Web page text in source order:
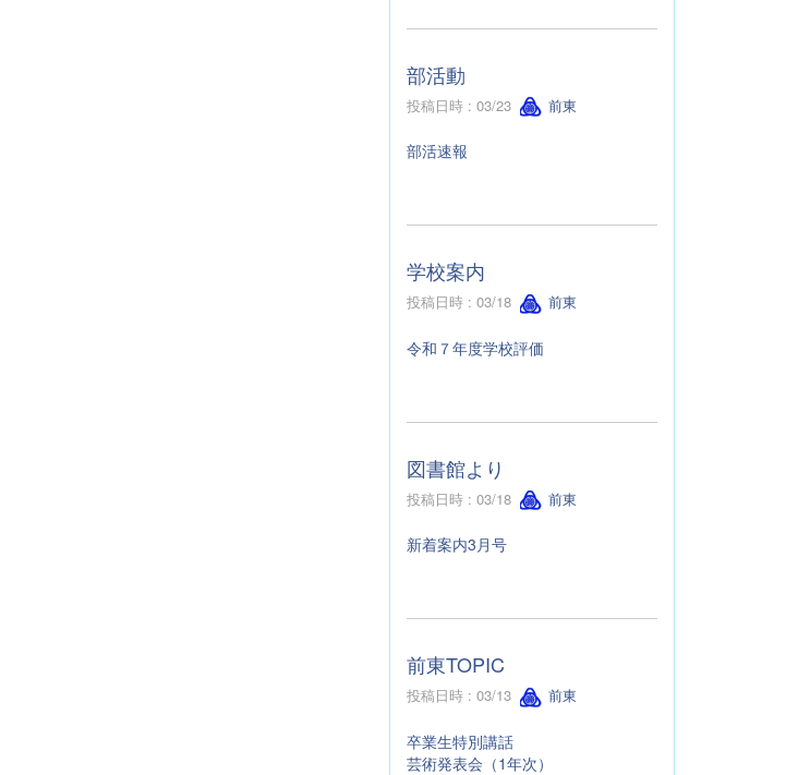
部活動
投稿日時 : 03/23 前東
部活速報
学校案内
投稿日時 : 03/18 前東
令和７年度学校評価
図書館より
投稿日時 : 03/18 前東
新着案内3月号
前東TOPIC
投稿日時 : 03/13 前東
卒業生特別講話
芸術発表会（1年次）